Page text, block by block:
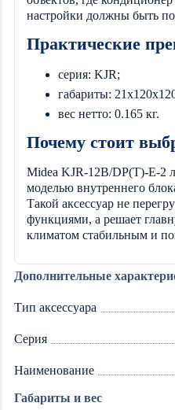
настройки должны быть
Практические
серия: KJR;
габариты:
вес нетто: 0.165 кг.
Почему стоит
Midea KJR-12B/DP(T)-E-2
моделью внутреннего
Такой аксессуар не
функциями, а решает
климатом стабильным и
Дополнительные
Тип аксессуара
Серия
Наименование
Габариты и вес